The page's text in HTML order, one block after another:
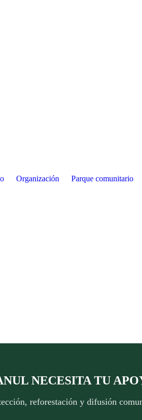
Organización
Parque comunitario
NECESITA TU
reforestación y difusión